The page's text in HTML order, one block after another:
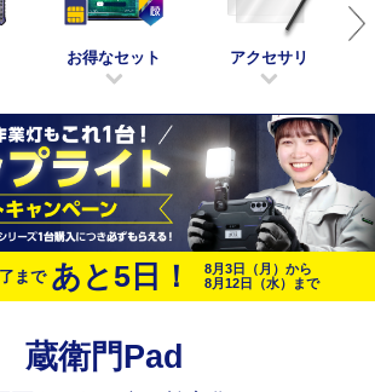
お得なセット アクセサリ
まで あと5 日！
8月3日（月）から
8月12日（水）まで
蔵衛門Pad